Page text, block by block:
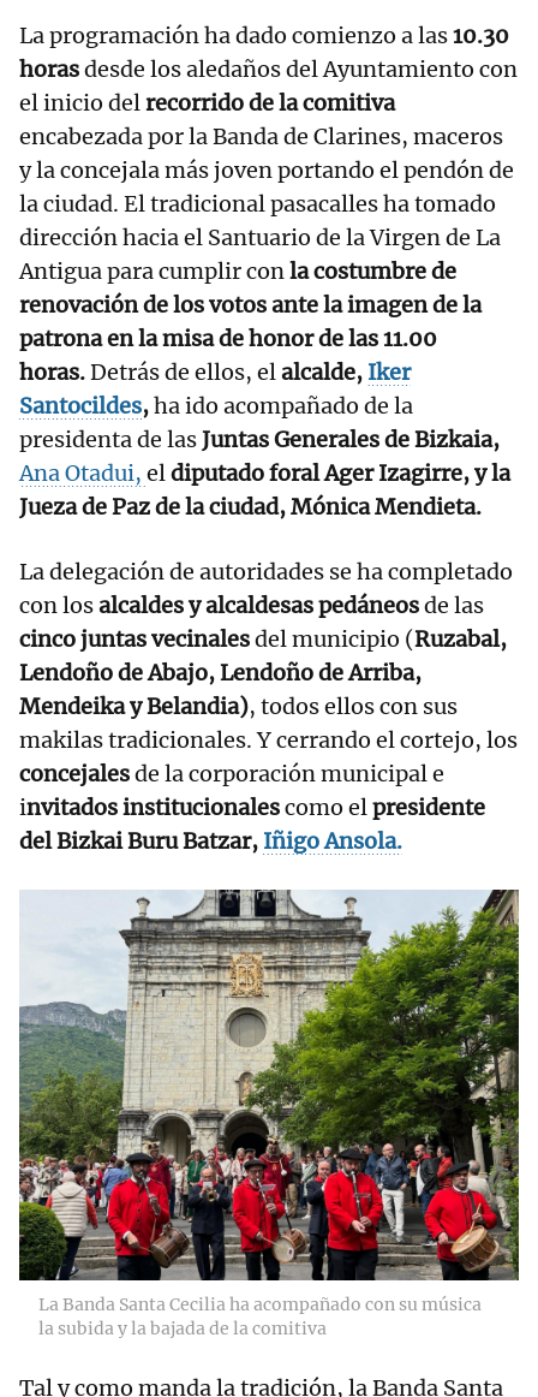
La programación ha dado comienzo a las10.30
horasdesde los aledaños del Ayuntamiento con
el inicio delrecorrido de la comitiva
encabezada por la Banda de Clarines, maceros
y la concejala más joven portando el pendón de
la ciudad. El tradicional pasacalles ha tomado
dirección hacia el Santuario de la Virgen de La
Antigua para cumplir conla costumbre de
renovación de los votos ante la imagen de la
patrona en la misa de honor de las 11.00
horas.Detrás de ellos, elalcalde, Iker
Santocildes,ha ido acompañado de la
presidenta de lasJuntas Generales de Bizkaia,
Ana Otadui, eldiputado foral Ager Izagirre, y la
Jueza de Paz de la ciudad, Mónica Mendieta.
La delegación de autoridades se ha completado
con losalcaldes y alcaldesas pedáneosde las
cinco juntas vecinalesdel municipio (Ruzabal,
Lendoño de Abajo, Lendoño de Arriba,
Mendeika y Belandia), todos ellos con sus
makilas tradicionales. Y cerrando el cortejo, los
concejalesde la corporación municipal e
invitados institucionalescomo elpresidente
del Bizkai Buru Batzar, Iñigo Ansola.
La Banda Santa Cecilia ha acompañado con su música
la subida y la bajada de la comitiva
Tal y como manda la tradición, la Banda Santa